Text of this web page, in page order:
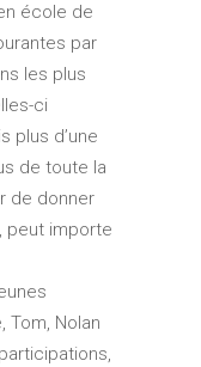
école de
par
les plus
ci
plus d’une
de toute la
de donner
peut importe
Tom, Nolan